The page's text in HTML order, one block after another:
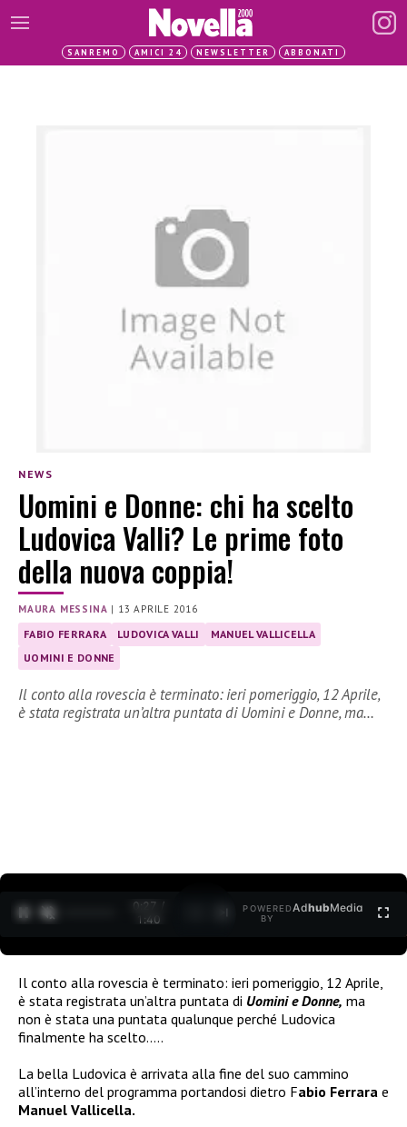
SANREMO AMICI 24 NEWSLETTER ABBONATI
NEWS
Uomini e Donne: chi ha scelto
Ludovica Valli? Le prime foto
della nuova coppia!
MAURA MESSINA | 13 APRILE 2016
FABIO FERRARA LUDOVICA VALLI
MANUEL VALLICELLA
UOMINI E DONNE
Il conto alla rovescia è terminato: ieri pomeriggio, 12 Aprile,
è stata registrata un’altra puntata di Uomini e Donne, ma…
0:27 /
1:40
POWERED
BY
AdhubMedia
Il conto alla rovescia è terminato: ieri pomeriggio, 12 Aprile,
è stata registrata un’altra puntata di Uomini e Donne, ma
non è stata una puntata qualunque perché Ludovica
finalmente ha scelto…..
La bella Ludovica è arrivata alla fine del suo cammino
all’interno del programma portandosi dietro Fabio Ferrara e
Manuel Vallicella.